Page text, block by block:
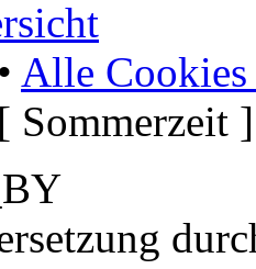
• Alle Cookies
Sommerzeit ]